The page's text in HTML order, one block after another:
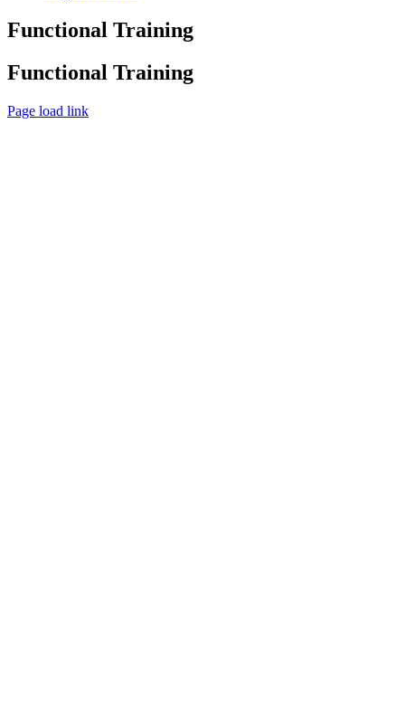
Functional Training
Functional Training
Page load link